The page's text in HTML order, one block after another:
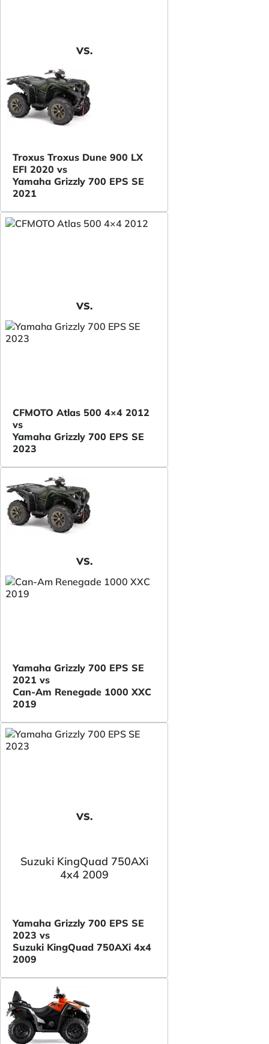
VS.
Troxus Troxus Dune 900 LX
EFI 2020 vs
Yamaha Grizzly 700 EPS SE
2021
VS.
CFMOTO Atlas 500 4×4 2012
vs
Yamaha Grizzly 700 EPS SE
2023
VS.
Yamaha Grizzly 700 EPS SE
2021 vs
Can-Am Renegade 1000 XXC
2019
VS.
Suzuki KingQuad 750AXi
4x4 2009
Yamaha Grizzly 700 EPS SE
2023 vs
Suzuki KingQuad 750AXi 4x4
2009